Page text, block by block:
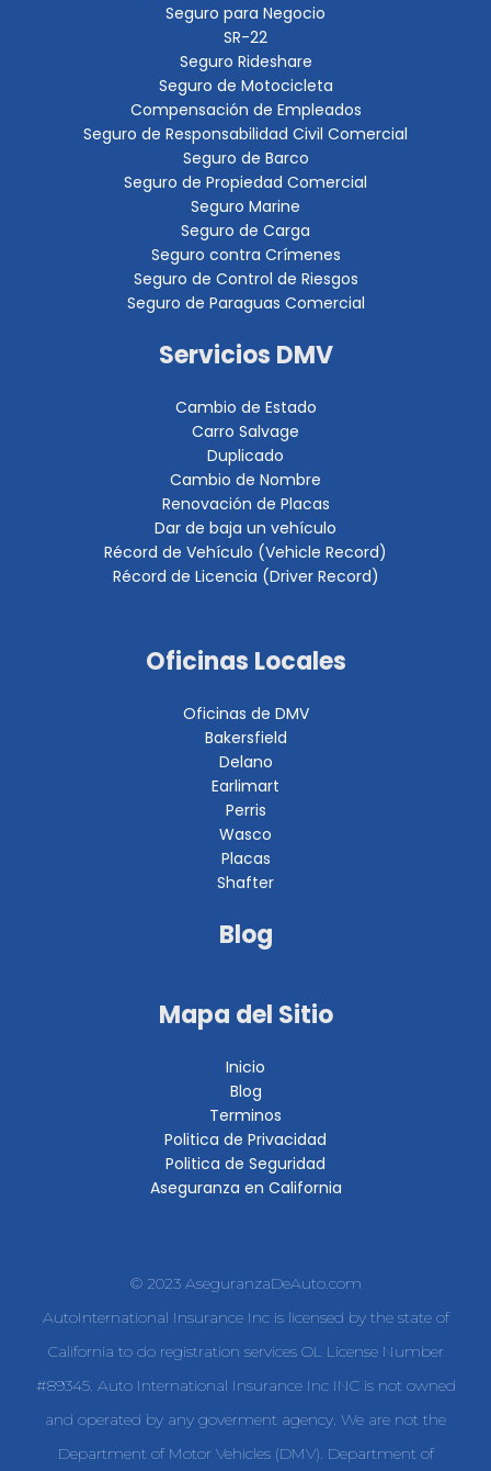
Seguro para Negocio
SR-22
Seguro Rideshare
Seguro de Motocicleta
Compensación de Empleados
Seguro de Responsabilidad Civil Comercial
Seguro de Barco
Seguro de Propiedad Comercial
Seguro Marine
Seguro de Carga
Seguro contra Crímenes
Seguro de Control de Riesgos
Seguro de Paraguas Comercial
Servicios DMV
Cambio de Estado
Carro Salvage
Duplicado
Cambio de Nombre
Renovación de Placas
Dar de baja un vehículo
Récord de Vehículo (Vehicle Record)
Récord de Licencia (Driver Record)
Oficinas Locales
Oficinas de DMV
Bakersfield
Delano
Earlimart
Perris
Wasco
Placas
Shafter
Blog
Mapa del Sitio
Inicio
Blog
Terminos
Politica de Privacidad
Politica de Seguridad
Aseguranza en California
© 2023 AseguranzaDeAuto.com
AutoInternational Insurance Inc is licensed by the state of
California to do registration services OL License Number
#89345. Auto International Insurance Inc INC is not owned
and operated by any goverment agency. We are not the
Department of Motor Vehicles (DMV). Department of